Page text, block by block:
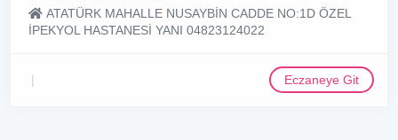
ATATÜRK MAHALLE NUSAYBİN CADDE NO:1D ÖZEL
İPEKYOL HASTANESİ YANI 04823124022
Eczaneye Git